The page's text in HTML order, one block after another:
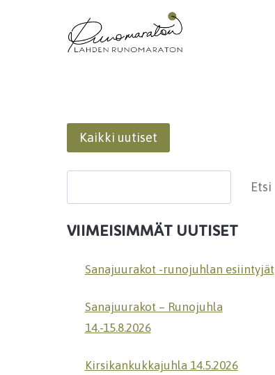
Kaikki uutiset
Etsi
VIIMEISIMMÄT UUTISET
Sanajuurakot -runojuhlan esiintyjät
Sanajuurakot – Runojuhla
14.-15.8.2026
Kirsikankukkajuhla 14.5.2026